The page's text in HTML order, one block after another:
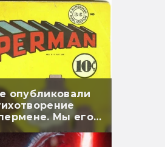
опубликовали
Мы его